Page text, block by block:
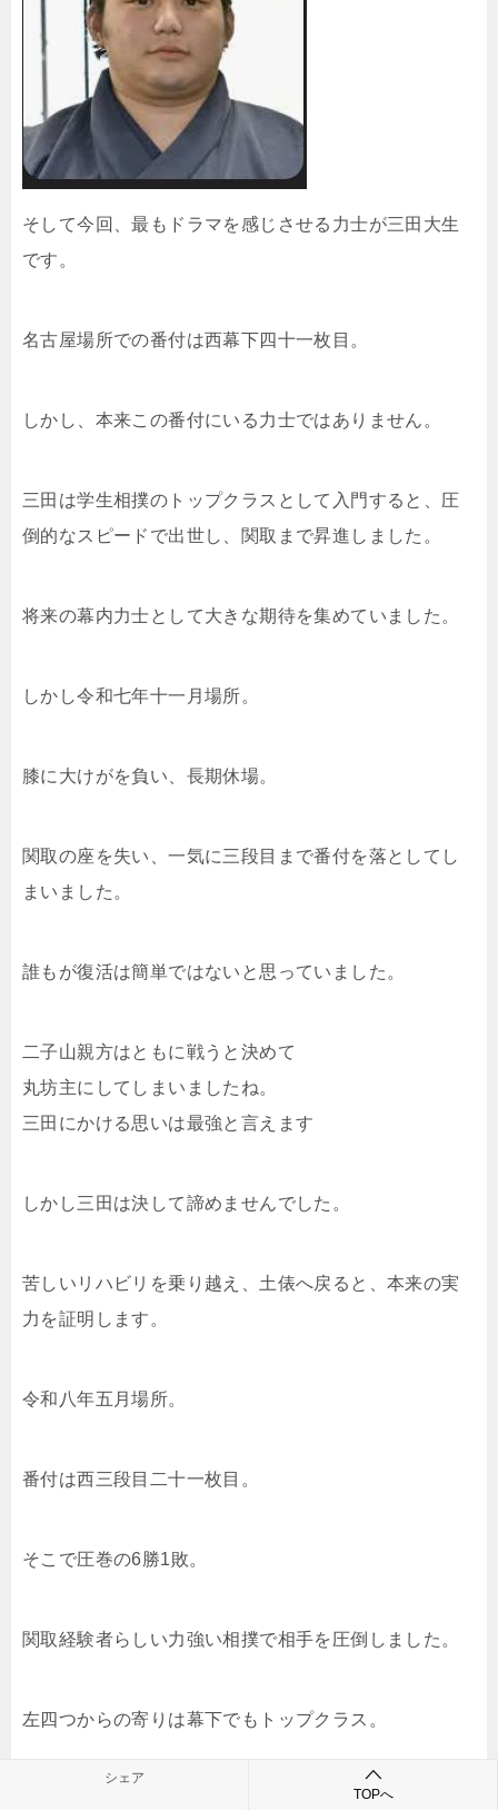
そして今回、最もドラマを感じさせる力士が三田大生
です。
名古屋場所での番付は西幕下四十一枚目。
しかし、本来この番付にいる力士ではありません。
三田は学生相撲のトップクラスとして入門すると、圧
倒的なスピードで出世し、関取まで昇進しました。
将来の幕内力士として大きな期待を集めていました。
しかし令和七年十一月場所。
膝に大けがを負い、長期休場。
関取の座を失い、一気に三段目まで番付を落としてし
まいました。
誰もが復活は簡単ではないと思っていました。
二子山親方はともに戦うと決めて
丸坊主にしてしまいましたね。
三田にかける思いは最強と言えます
しかし三田は決して諦めませんでした。
苦しいリハビリを乗り越え、土俵へ戻ると、本来の実
力を証明します。
令和八年五月場所。
番付は西三段目二十一枚目。
そこで圧巻の6勝1敗。
関取経験者らしい力強い相撲で相手を圧倒しました。
左四つからの寄りは幕下でもトップクラス。
重い足腰を生かした寄り切りに加え、豪快な上手投げ
シェア
TOPへ